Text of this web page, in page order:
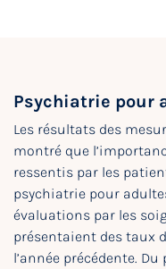
Psychiatrie pour
Les résultats des
montré que
ressentis par les
psychiatrie pour
évaluations par les
présentaient des taux
l’année précédente.